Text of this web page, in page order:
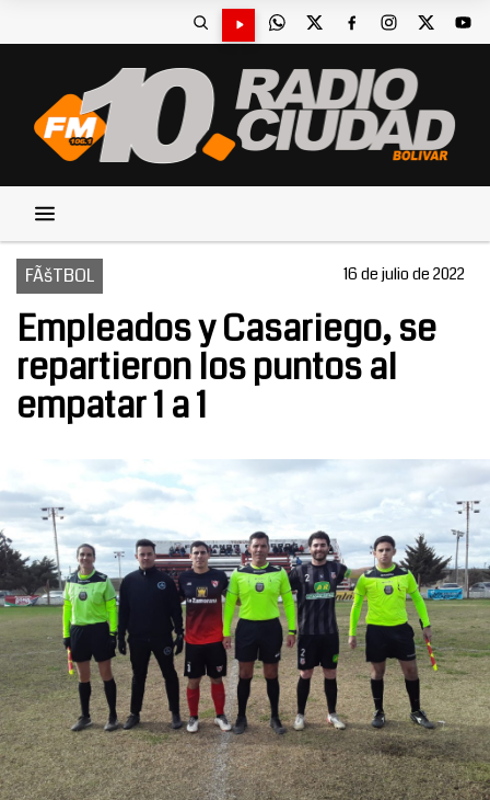
FÃšTBOL 16 de julio de 2022
Empleados y Casariego, se
repartieron los puntos al
empatar 1 a 1